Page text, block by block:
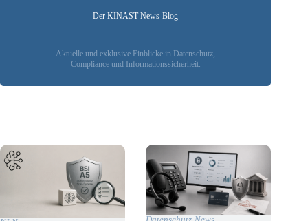
Der KINAST News-Blog
Aktuelle und exklusive Einblicke in Datenschutz,
Compliance und Informationssicherheit.